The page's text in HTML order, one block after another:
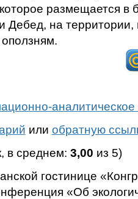
размещается в
Дебед, на
аналитическое
или обратную
в среднем: 3,00 из 5)
гостинице
«Об